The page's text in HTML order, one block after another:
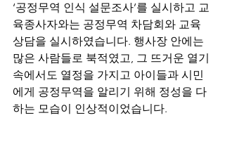
‘공정무역 인식 설문조사’를 실시하고 교
육종사자와는 공정무역 차담회와 교육
상담을 실시하였습니다. 행사장 안에는
많은 사람들로 북적였고, 그 뜨거운 열기
속에서도 열정을 가지고 아이들과 시민
에게 공정무역을 알리기 위해 정성을 다
하는 모습이 인상적이었습니다.